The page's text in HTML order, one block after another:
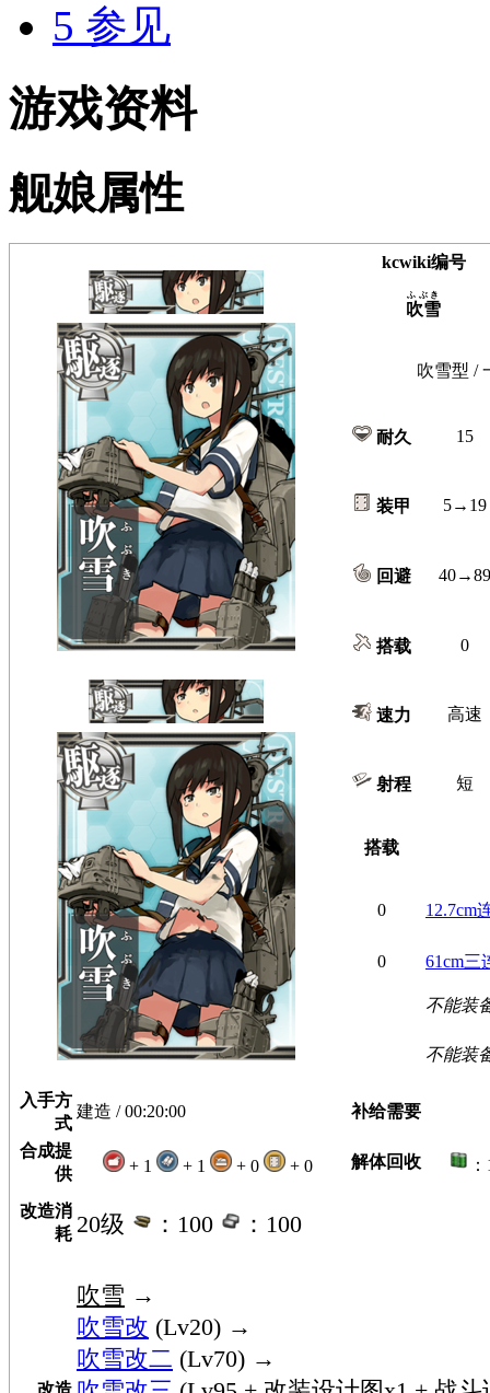
5 参见
游戏资料
舰娘属性
kcwiki编号
吹雪
ふぶき
吹雪型 /
耐久 15
装甲 5→19
回避 40→89
搭载 0
速力 高速
射程 短
搭载
0 12.7cm
0 61cm三
不能装
不能装
入手方
式
建造 / 00:20:00 补给需要
合成提
供
+ 1 + 1 + 0 + 0 解体回收
改造消
耗 20级 ：100 ：100
吹雪 →
吹雪改 (Lv20) →
吹雪改二 (Lv70) →